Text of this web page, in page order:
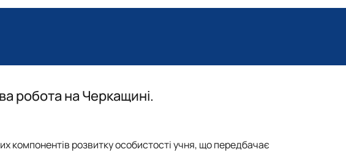
робота на Черкащині.
компонентів розвитку особистості учня, що передбачає